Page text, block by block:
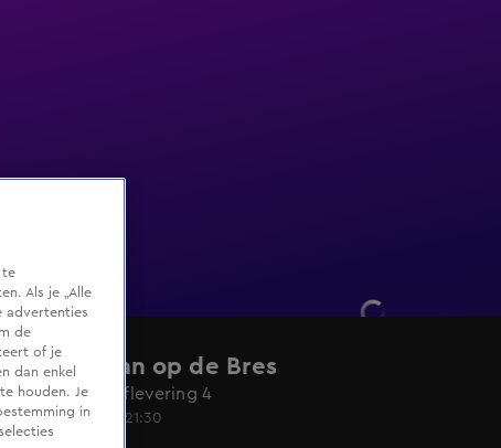
Stegeman op de Bres
Seizoen 5, aflevering 4
22 dec 2019, 21:30
te
Als je „Alle
advertenties
de
of je
dan enkel
houden. Je
in